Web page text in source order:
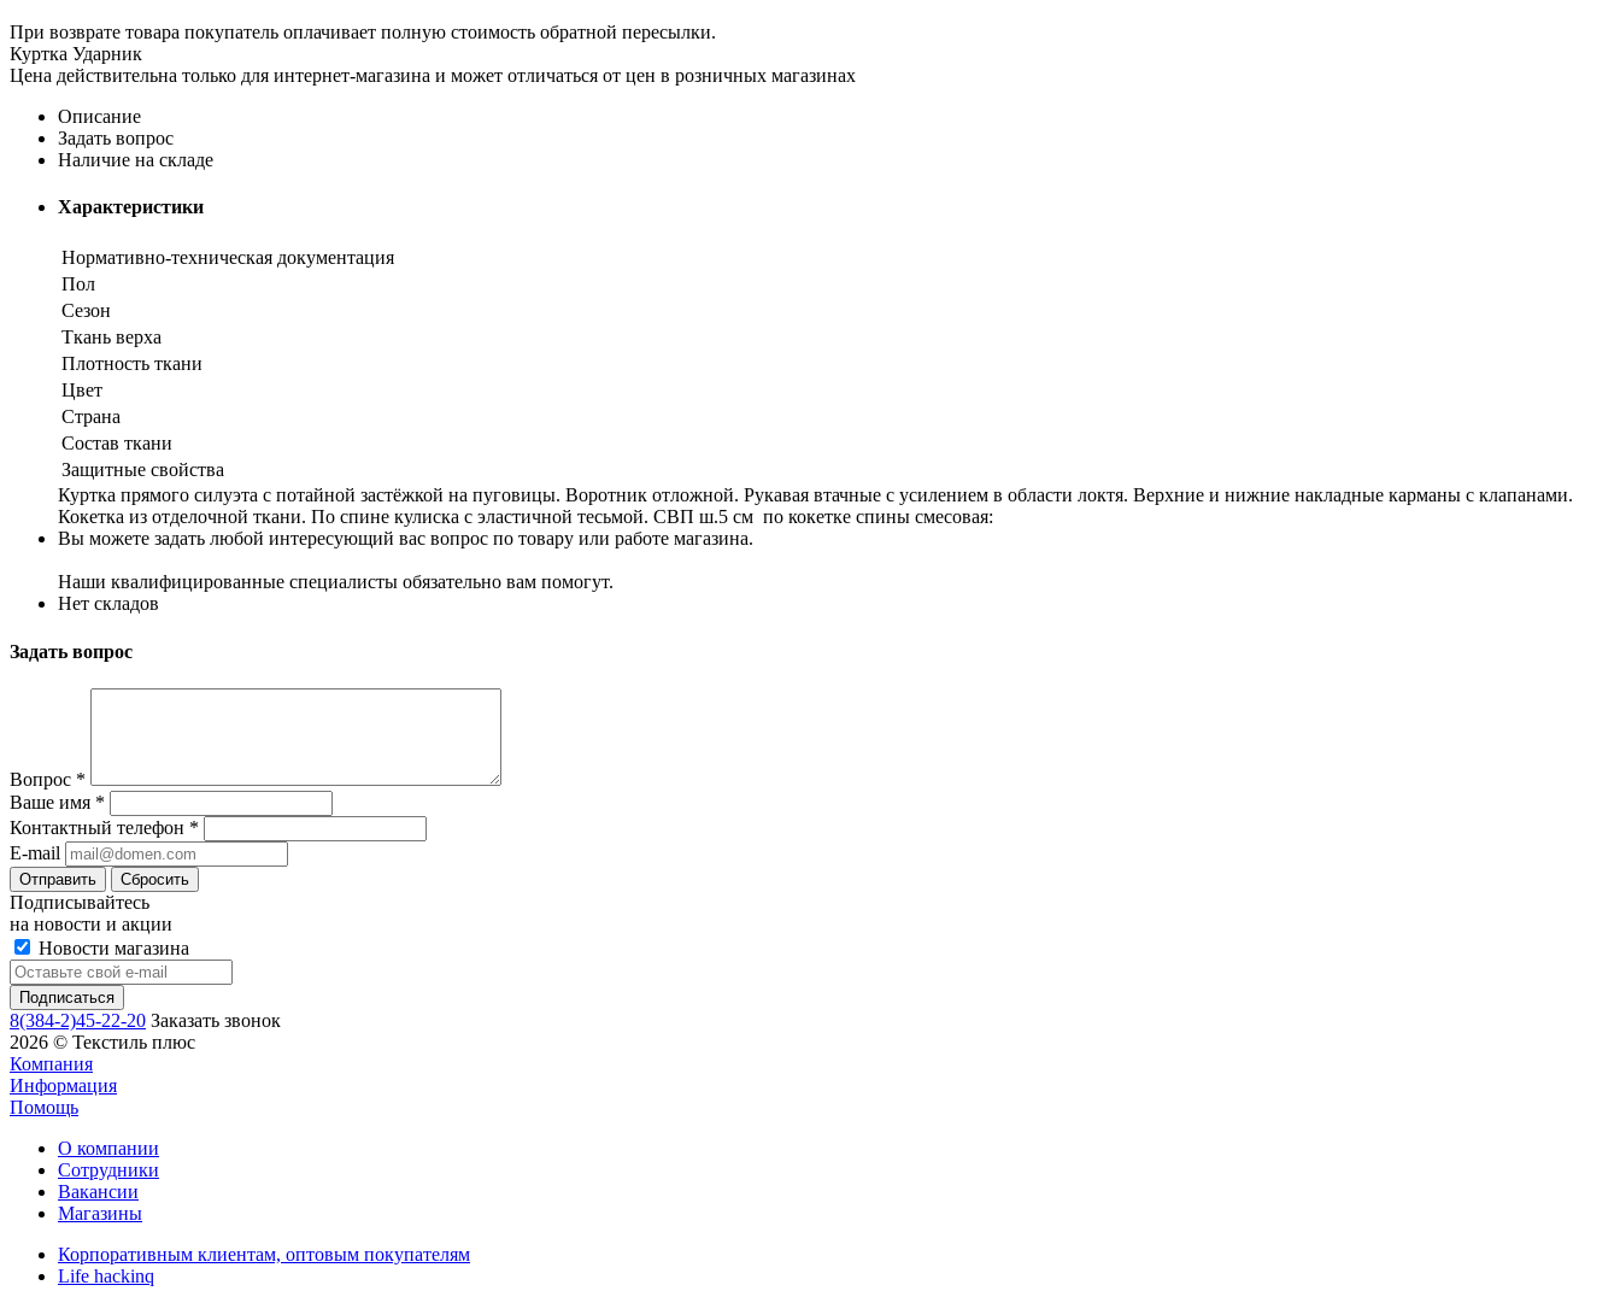
При возврате товара покупатель оплачивает полную стоимость обратной пересылки.
Куртка Ударник
Цена действительна только для интернет-магазина и может отличаться от цен в розничных магазинах
Описание
Задать вопрос
Наличие на складе
Характеристики
Нормативно-техническая документация
Пол
Сезон
Ткань верха
Плотность ткани
Цвет
Страна
Состав ткани
Защитные свойства
Куртка прямого силуэта с потайной застёжкой на пуговицы. Воротник отложной. Рукавая втачные с усилением в области локтя. Верхние и нижние накладные карманы с клапанами.
Кокетка из отделочной ткани. По спине кулиска с эластичной тесьмой. СВП ш.5 см по кокетке спины смесовая:
Вы можете задать любой интересующий вас вопрос по товару или работе магазина.
Наши квалифицированные специалисты обязательно вам помогут.
Нет складов
Задать вопрос
Вопрос *
Ваше имя *
Контактный телефон *
E-mail
Сбросить
Подписывайтесь
на новости и акции
Новости магазина
8(384-2)45-22-20 Заказать звонок
2026 © Текстиль плюс
Компания
Информация
Помощь
О компании
Сотрудники
Вакансии
Магазины
Корпоративным клиентам, оптовым покупателям
Life hackinq